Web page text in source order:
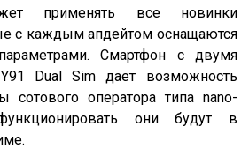
применять все новинки
с каждым апдейтом оснащаются
Смартфон с двумя
Dual Sim дает возможность
сотового оператора типа nano-
они будут в